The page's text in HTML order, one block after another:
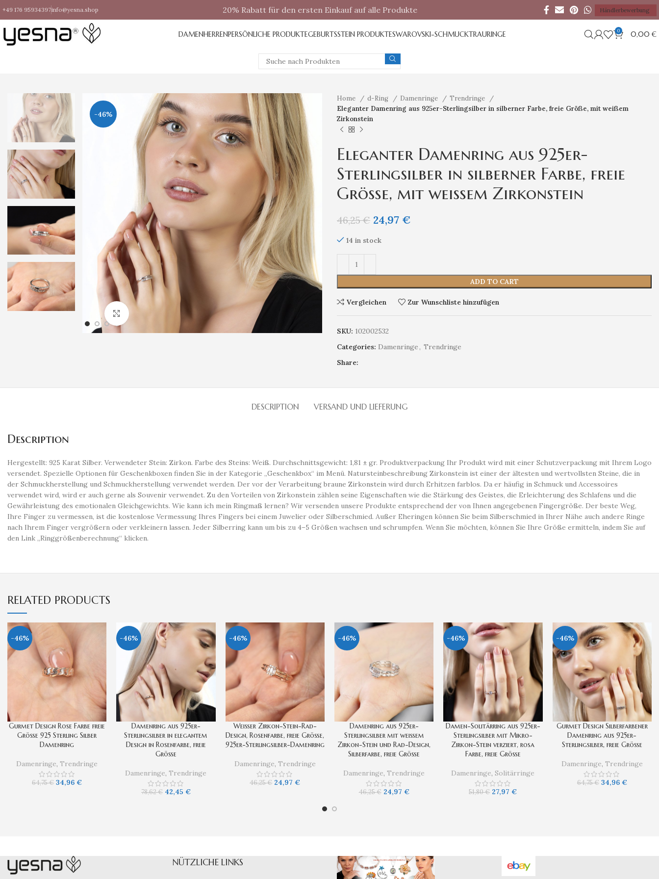
+49 176 95934397info@yesna.shop 20% Rabatt für den ersten Einkauf auf alle Produkte Händlerbewerbung
DAMENHERRENPERSÖNLICHE PRODUKTEGEBURTSSTEIN PRODUKTESWAROVSKI-SCHMUCKTRAURINGE 0 0,00 €
-46%
Klicken um zu vergrößern
Home d-Ring Damenringe
Trendringe
Eleganter Damenring aus 925er-Sterlingsilber in silberner Farbe, freie Größe, mit weißem
Zirkonstein
Eleganter Damenring aus 925er-
Sterlingsilber in silberner Farbe, freie
Größe, mit weißem Zirkonstein
46,25€ 24,97 €
14 in stock
ADD TO CART
Vergleichen Zur Wunschliste hinzufügen
SKU: 102002532
Categories: Damenringe, Trendringe
Share:
DESCRIPTION VERSAND UND LIEFERUNG
Description
Hergestellt: 925 Karat Silber. Verwendeter Stein: Zirkon. Farbe des Steins: Weiß. Durchschnittsgewicht: 1,81 ± gr. Produktverpackung Ihr Produkt wird mit einer Schutzverpackung mit Ihrem Logo
versendet. Spezielle Optionen für Geschenkboxen finden Sie in der Kategorie „Geschenkbox“ im Menü. Natursteinbeschreibung Zirkonstein ist einer der ältesten und wertvollsten Steine, die in
der Schmuckherstellung und Schmuckherstellung verwendet werden. Der vor der Verarbeitung braune Zirkonstein wird durch Erhitzen farblos. Da er häufig in Schmuck und Accessoires
verwendet wird, wird er auch gerne als Souvenir verwendet. Zu den Vorteilen von Zirkonstein zählen seine Eigenschaften wie die Stärkung des Geistes, die Erleichterung des Schlafens und die
Gewährleistung des emotionalen Gleichgewichts. Wie kann ich mein Ringmaß lernen? Wir versenden unsere Produkte entsprechend der von Ihnen angegebenen Fingergröße. Der beste Weg,
Ihre Finger zu vermessen, ist die kostenlose Vermessung Ihres Fingers bei einem Juwelier oder Silberschmied. Außer Eheringen können Sie beim Silberschmied in Ihrer Nähe auch andere Ringe
nach Ihrem Finger vergrößern oder verkleinern lassen. Jeder Silberring kann um bis zu 4–5 Größen wachsen und schrumpfen. Wenn Sie möchten, können Sie Ihre Größe ermitteln, indem Sie auf
den Link „Ringgrößenberechnung“ klicken.
RELATED PRODUCTS
-46%
Gurmet Design Rose Farbe freie
Größe 925 Sterling Silber
Damenring
Damenringe,Trendringe
64,75€ 34,96€
-46%
Damenring aus 925er-
Sterlingsilber in elegantem
Design in Rosenfarbe, freie
Größe
Damenringe,Trendringe
78,62€ 42,45 €
-46%
Weißer Zirkon-Stein-Rad-
Design, Rosenfarbe, freie Größe,
925er-Sterlingsilber-Damenring
Damenringe, Trendringe
46,25€ 24,97€
-46%
Damenring aus 925er-
Sterlingsilber mit weißem
Zirkon-Stein und Rad-Design,
Silberfarbe, freie Größe
Damenringe,Trendringe
46,25€ 24,97 €
-46%
Damen-Solitärring aus 925er-
Sterlingsilber mit Mikro-
Zirkon-Stein verziert, rosa
Farbe, freie Größe
Damenringe,Solitärringe
51,80€ 27,97€
-46%
Gurmet Design Silberfarbener
Damenring aus 925er-
Sterlingsilber, freie Größe
Damenringe, Trendringe
64,75€ 34,96 €
NÜTZLICHE LINKS